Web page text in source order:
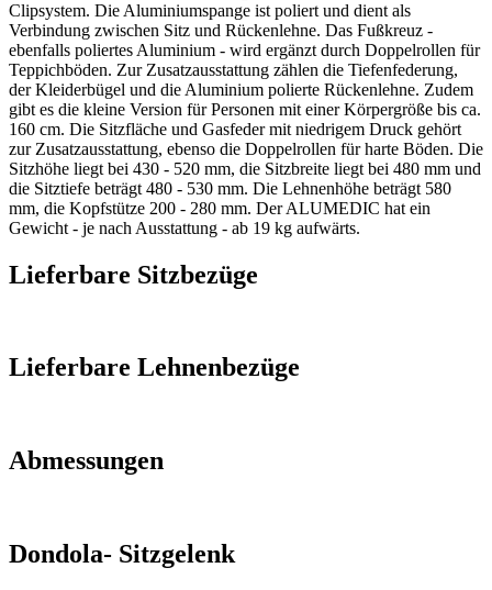
Clipsystem. Die Aluminiumspange ist poliert und dient als
Verbindung zwischen Sitz und Rückenlehne. Das Fußkreuz -
ebenfalls poliertes Aluminium - wird ergänzt durch Doppelrollen für
Teppichböden. Zur Zusatzausstattung zählen die Tiefenfederung,
der Kleiderbügel und die Aluminium polierte Rückenlehne. Zudem
gibt es die kleine Version für Personen mit einer Körpergröße bis ca.
160 cm. Die Sitzfläche und Gasfeder mit niedrigem Druck gehört
zur Zusatzausstattung, ebenso die Doppelrollen für harte Böden. Die
Sitzhöhe liegt bei 430 - 520 mm, die Sitzbreite liegt bei 480 mm und
die Sitztiefe beträgt 480 - 530 mm. Die Lehnenhöhe beträgt 580
mm, die Kopfstütze 200 - 280 mm. Der ALUMEDIC hat ein
Gewicht - je nach Ausstattung - ab 19 kg aufwärts.
Lieferbare Sitzbezüge
Lieferbare Lehnenbezüge
Abmessungen
Dondola- Sitzgelenk